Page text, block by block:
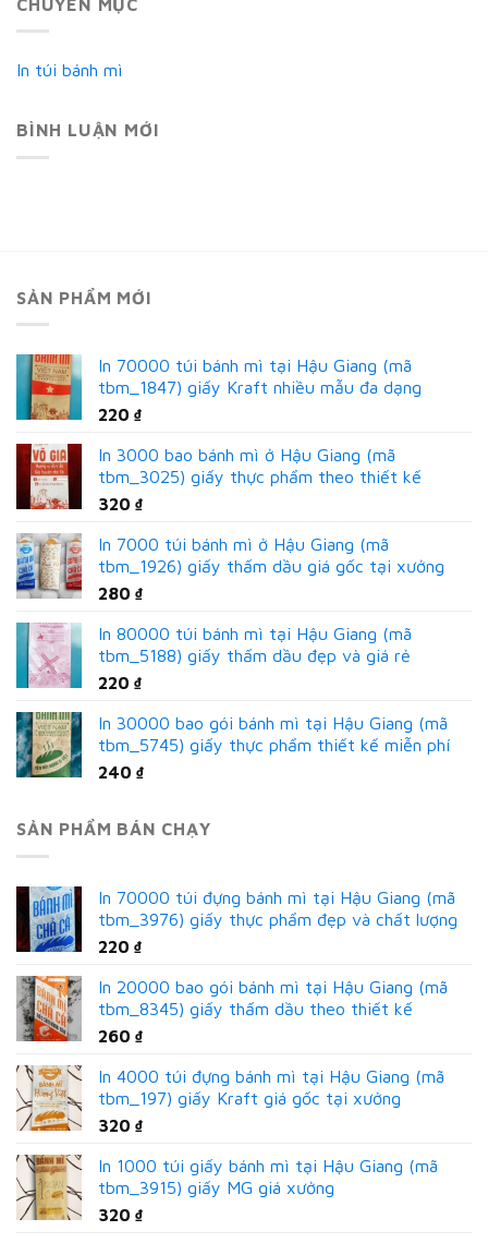
CHUYÊN MỤC
In túi bánh mì
BÌNH LUẬN MỚI
SẢN PHẨM MỚI
In 70000 túi bánh mì tại Hậu Giang (mã
tbm_1847) giấy Kraft nhiều mẫu đa dạng
220 ₫
In 3000 bao bánh mì ở Hậu Giang (mã
tbm_3025) giấy thực phẩm theo thiết kế
320 ₫
In 7000 túi bánh mì ở Hậu Giang (mã
tbm_1926) giấy thấm dầu giá gốc tại xưởng
280 ₫
In 80000 túi bánh mì tại Hậu Giang (mã
tbm_5188) giấy thấm dầu đẹp và giá rẻ
220 ₫
In 30000 bao gói bánh mì tại Hậu Giang (mã
tbm_5745) giấy thực phẩm thiết kế miễn phí
240 ₫
SẢN PHẨM BÁN CHẠY
In 70000 túi đựng bánh mì tại Hậu Giang (mã
tbm_3976) giấy thực phẩm đẹp và chất lượng
220 ₫
In 20000 bao gói bánh mì tại Hậu Giang (mã
tbm_8345) giấy thấm dầu theo thiết kế
260 ₫
In 4000 túi đựng bánh mì tại Hậu Giang (mã
tbm_197) giấy Kraft giá gốc tại xưởng
320 ₫
In 1000 túi giấy bánh mì tại Hậu Giang (mã
tbm_3915) giấy MG giá xưởng
320 ₫